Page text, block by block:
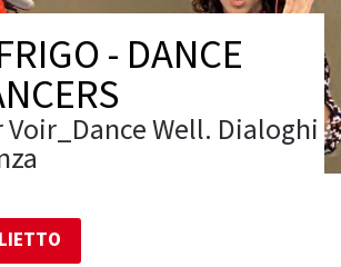
- DANCE
Voir_Dance Well. Dialoghi